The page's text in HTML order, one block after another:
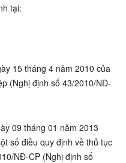
tại:
15 tháng 4 năm 2010 của
(Nghị định số 43/2010/NĐ-
09 tháng 01 năm 2013
số điều quy định về thủ tục
NĐ-CP (Nghị định số